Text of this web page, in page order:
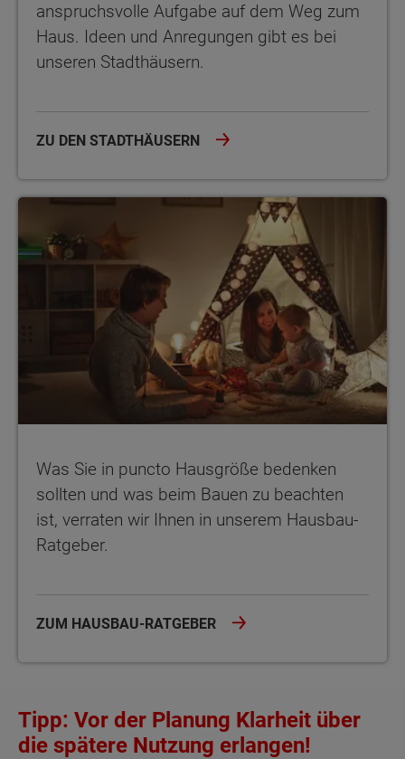
anspruchsvolle Aufgabe auf dem Weg zum
Haus. Ideen und Anregungen gibt es bei
unseren Stadthäusern.
ZU DEN STADTHÄUSERN
Was Sie in puncto Hausgröße bedenken sollten und was beim
Was Sie in puncto Hausgröße bedenken
sollten und was beim Bauen zu beachten
ist, verraten wir Ihnen in unserem Hausbau-
Ratgeber.
ZUM HAUSBAU-RATGEBER
Tipp: Vor der Planung Klarheit über
die spätere Nutzung erlangen!